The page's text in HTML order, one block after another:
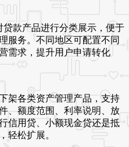
款产品进行分类展示，便于
服务。不同地区可配置不同
需求，提升用户申请转化
架各类资产管理产品，支持
、额度范围、利率说明、放
信用贷、小额现金贷还是抵
轻松扩展。